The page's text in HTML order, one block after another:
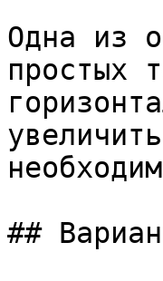
Одна из
простых
##